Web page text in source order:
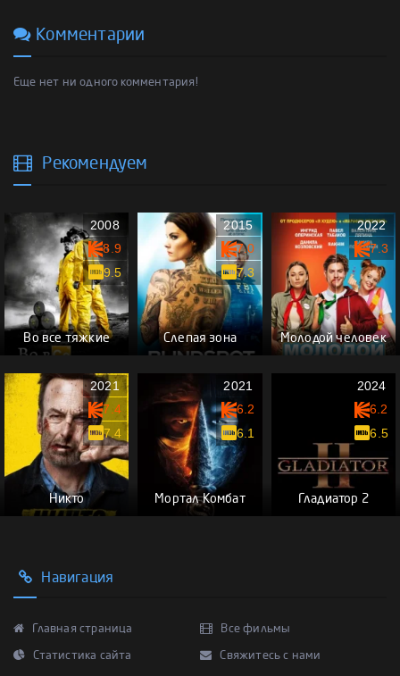
Комментарии
Еще нет ни одного комментария!
Рекомендуем
Во все тяжкие
2008
8.9
9.5
Слепая зона
2015
7.0
7.3
Молодой человек
2022
7.3
Никто
2021
7.4
7.4
Мортал Комбат
2021
6.2
6.1
Гладиатор 2
2024
6.2
6.5
Навигация
Главная страница Все фильмы
Статистика сайта Свяжитесь с нами